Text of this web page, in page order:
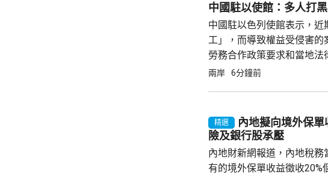
中國駐以使館：多人打
中國駐以色列使館表示，
工」，而導致權益受侵害的
勞務合作政策要求和當地
證合法務工，踏實賺錢，切
兩岸 6分鐘前
精選
內地擬向境外保單
險及銀行股承壓
內地財新網報道，內地稅務
有的境外保單收益徵收20%